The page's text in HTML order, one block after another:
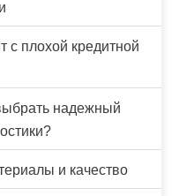
с плохой кредитной
надежный
и качество